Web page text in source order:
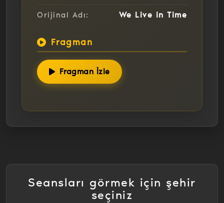
Orijinal Adı: We Live in Time
Fragman
Fragman İzle
Seansları görmek için şehir
seçiniz